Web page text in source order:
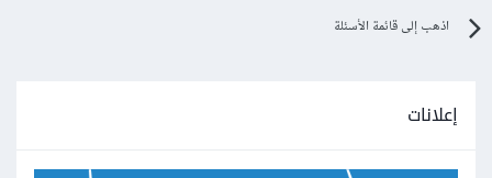
اذهب إلى قائمة الأسئلة
إعلانات